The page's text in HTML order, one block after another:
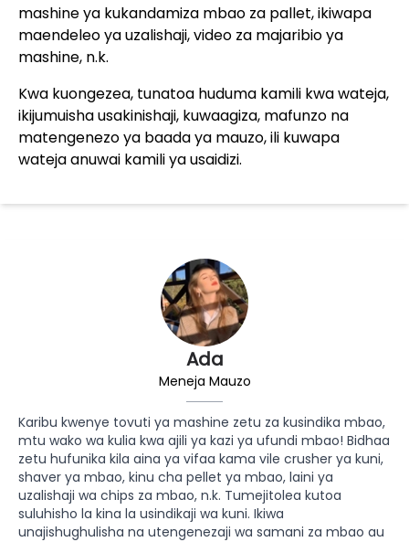
Ada
Meneja Mauzo
Karibu kwenye tovuti ya mashine zetu za kusindika mbao,
mtu wako wa kulia kwa ajili ya kazi ya ufundi mbao! Bidhaa
zetu hufunika kila aina ya vifaa kama vile crusher ya kuni,
shaver ya mbao, kinu cha pellet ya mbao, laini ya
uzalishaji wa chips za mbao, n.k. Tumejitolea kutoa
suluhisho la kina la usindikaji wa kuni. Ikiwa
unajishughulisha na utengenezaji wa samani za mbao au
mashine ya kukandamiza mbao za pallet, ikiwapa
maendeleo ya uzalishaji, video za majaribio ya
mashine, n.k.
Kwa kuongezea, tunatoa huduma kamili kwa wateja,
ikijumuisha usakinishaji, kuwaagiza, mafunzo na
matengenezo ya baada ya mauzo, ili kuwapa
wateja anuwai kamili ya usaidizi.